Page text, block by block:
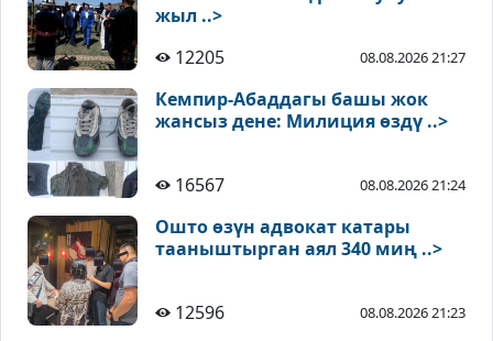
жыл ..>
12205
08.08.2026 21:27
Кемпир-Абаддагы башы жок
жансыз дене: Милиция өздү ..>
16567 08.08.2026 21:24
Ошто өзүн адвокат катары
тааныштырган аял 340 миң ..>
12596 08.08.2026 21:23